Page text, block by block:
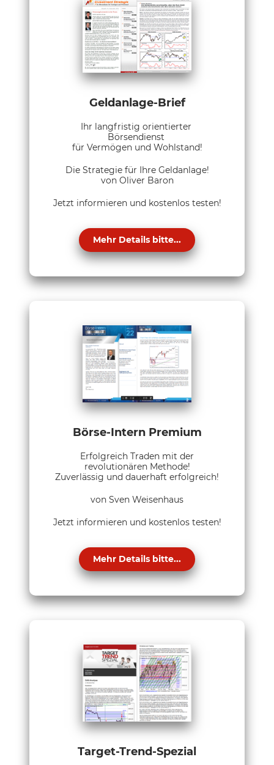
Geldanlage-Brief
Ihr langfristig orientierter
Börsendienst
für Vermögen und Wohlstand!
Die Strategie für Ihre Geldanlage!
von Oliver Baron
Jetzt informieren und kostenlos testen!
Mehr Details bitte...
Börse-Intern Premium
Erfolgreich Traden mit der
revolutionären Methode!
Zuverlässig und dauerhaft erfolgreich!
von Sven Weisenhaus
Jetzt informieren und kostenlos testen!
Mehr Details bitte...
Target-Trend-Spezial